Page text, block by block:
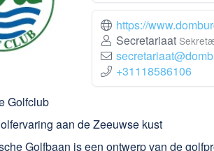
https://
Secretariaat
+31118586106
Golfclub
aan de Zeeuwse kust
Golfbaan is een ontwerp van de